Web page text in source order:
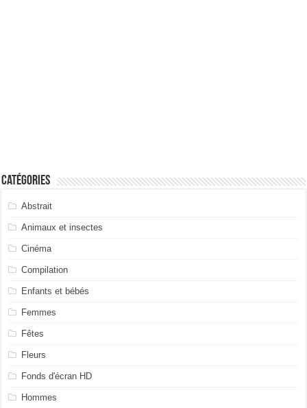
Catégories
Abstrait
Animaux et insectes
Cinéma
Compilation
Enfants et bébés
Femmes
Fêtes
Fleurs
Fonds d'écran HD
Hommes